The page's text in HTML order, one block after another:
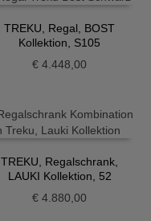
TREKU, Regal, BOST
Kollektion, S105
€ 4.448,00
TREKU, Regalschrank,
LAUKI Kollektion, 52
€ 4.880,00